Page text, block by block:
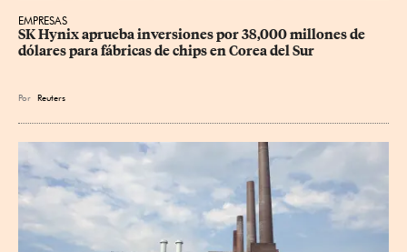
EMPRESAS
SK Hynix aprueba inversiones por 38,000 millones de
dólares para fábricas de chips en Corea del Sur
Por Reuters